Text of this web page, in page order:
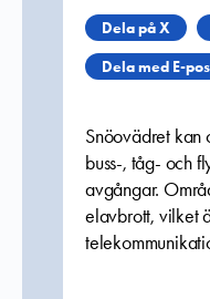
Dela på X
Dela med E-
Snöovädret kan
buss-, tåg- och
avgångar.
elavbrott, vilket